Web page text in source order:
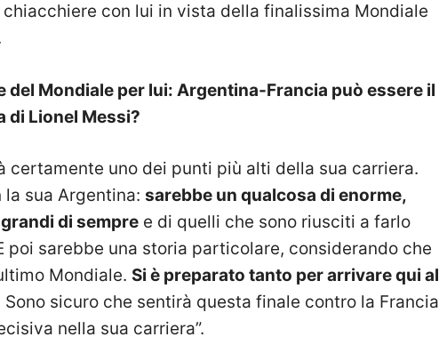
con lui in vista della finalissima Mondiale
del Mondiale per lui: Argentina-Francia può essere il
di Lionel Messi?
certamente uno dei punti più alti della sua carriera.
sua Argentina: sarebbe un qualcosa di enorme,
di sempre e di quelli che sono riusciti a farlo
poi sarebbe una storia particolare, considerando che
Mondiale. Si è preparato tanto per arrivare qui al
Sono sicuro che sentirà questa finale contro la Francia
nella sua carriera”.